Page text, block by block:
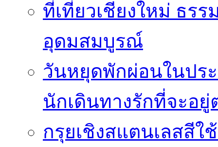
ที่เที่ยวเชียงใหม่ ธร
อุดมสมบูรณ์
วันหยุดพักผ่อนในประ
นักเดินทางรักที่จะอยู่
กรุยเชิงสแตนเลสสีใ